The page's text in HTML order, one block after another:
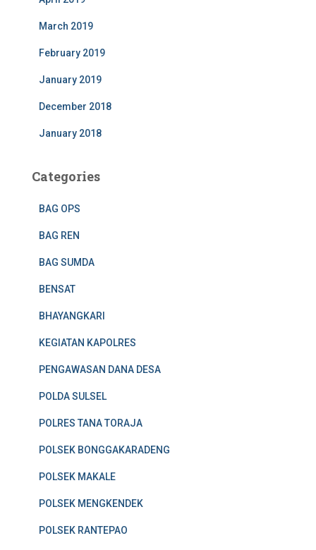
March 2019
February 2019
January 2019
December 2018
January 2018
Categories
BAG OPS
BAG REN
BAG SUMDA
BENSAT
BHAYANGKARI
KEGIATAN KAPOLRES
PENGAWASAN DANA DESA
POLDA SULSEL
POLRES TANA TORAJA
POLSEK BONGGAKARADENG
POLSEK MAKALE
POLSEK MENGKENDEK
POLSEK RANTEPAO